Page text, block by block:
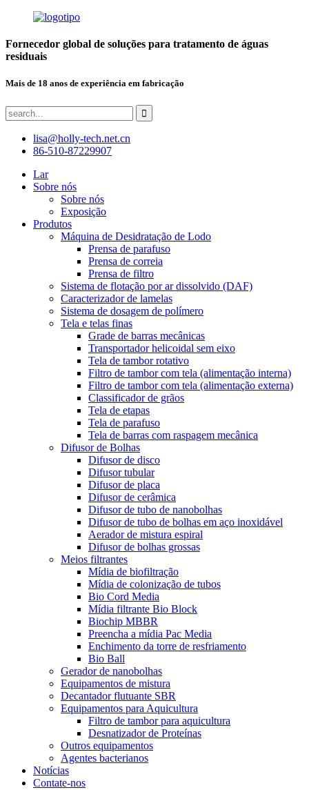
Fornecedor global de soluções para tratamento de águas
residuais
Mais de 18 anos de experiência em fabricação
lisa@holly-tech.net.cn
86-510-87229907
Lar
Sobre nós
Sobre nós
Exposição
Produtos
Máquina de Desidratação de Lodo
Prensa de parafuso
Prensa de correia
Prensa de filtro
Sistema de flotação por ar dissolvido (DAF)
Caracterizador de lamelas
Sistema de dosagem de polímero
Tela e telas finas
Grade de barras mecânicas
Transportador helicoidal sem eixo
Tela de tambor rotativo
Filtro de tambor com tela (alimentação interna)
Filtro de tambor com tela (alimentação externa)
Classificador de grãos
Tela de etapas
Tela de parafuso
Tela de barras com raspagem mecânica
Difusor de Bolhas
Difusor de disco
Difusor tubular
Difusor de placa
Difusor de cerâmica
Difusor de tubo de nanobolhas
Difusor de tubo de bolhas em aço inoxidável
Aerador de mistura espiral
Difusor de bolhas grossas
Meios filtrantes
Mídia de biofiltração
Mídia de colonização de tubos
Bio Cord Media
Mídia filtrante Bio Block
Biochip MBBR
Preencha a mídia Pac Media
Enchimento da torre de resfriamento
Bio Ball
Gerador de nanobolhas
Equipamentos de mistura
Decantador flutuante SBR
Equipamentos para Aquicultura
Filtro de tambor para aquicultura
Desnatizador de Proteínas
Outros equipamentos
Agentes bacterianos
Notícias
Contate-nos